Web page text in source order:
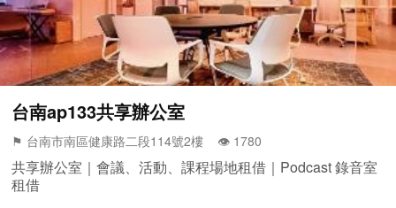
台南ap133共享辦公室
⚑ 台南市南區健康路二段114號2樓 👁️‍ 1780
共享辦公室｜會議、活動、課程場地租借｜Podcast 錄音室
租借